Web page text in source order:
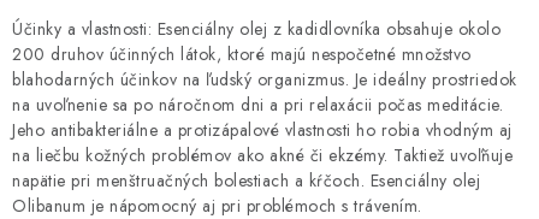
Účinky a vlastnosti: Esenciálny olej z kadidlovníka obsahuje okolo
200 druhov účinných látok, ktoré majú nespočetné množstvo
blahodarných účinkov na ľudský organizmus. Je ideálny prostriedok
na uvoľnenie sa po náročnom dni a pri relaxácii počas meditácie.
Jeho antibakteriálne a protizápalové vlastnosti ho robia vhodným aj
na liečbu kožných problémov ako akné či ekzémy. Taktiež uvoľňuje
napätie pri menštruačných bolestiach a kŕčoch. Esenciálny olej
Olibanum je nápomocný aj pri problémoch s trávením.